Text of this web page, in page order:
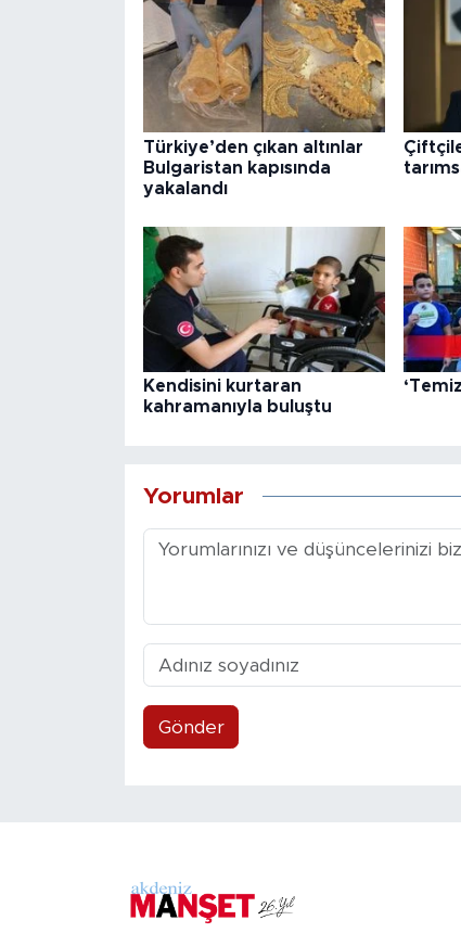
Türkiye’den çıkan altınlar
Bulgaristan kapısında
yakalandı
Kendisini kurtaran
kahramanıyla buluştu
Yorumlar
Gönder